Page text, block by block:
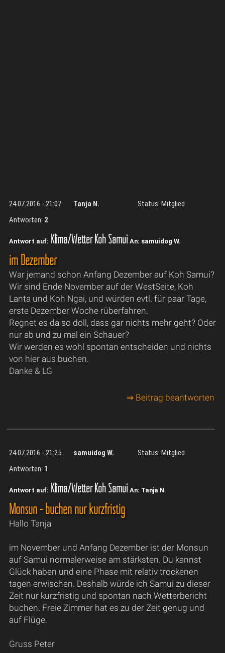
24.07.2016 - 21:07 Tanja N.
Status: Mitglied
Antworten: 2
Antwort auf: Klima/Wetter Koh Samui An: samuidog W.
im Dezember
War jemand schon Anfang Dezember auf Koh Samui?
Wir sind Ende November auf der WestSeite, Koh
Lanta und Koh Ngai, und würden evtl. für paar Tage,
erste Dezember Woche rüberfahren.
Regnet es da so doll, dass gar nichts mehr geht? Oder
nur ab und zu mal ein Schauer?
Wir werden es wohl spontan entscheiden und nichts
von hier aus buchen.
Danke & LG
⇒ Beitrag beantworten
24.07.2016 - 21:25 samuidog W.
Status: Mitglied
Antworten: 1
Antwort auf: Klima/Wetter Koh Samui An: Tanja N.
Monsun - buchen nur kurzfristig
Hallo Tanja
im November und Anfang Dezember ist der Monsun
auf Samui normalerweise am stärksten. Du kannst
Glück haben und eine Phase mit relativ trockenen
tagen erwischen. Deshalb würde ich Samui zu dieser
Zeit nur kurzfristig und spontan nach Wetterbericht
buchen. Freie Zimmer hat es zu der Zeit genug und
auf Flüge.
Gruss Peter